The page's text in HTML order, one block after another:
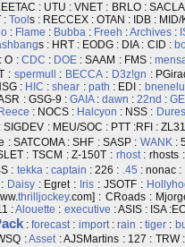
: UTU : VNET : BRLO :
: Tool s : RECCEX : OTAN : IDB :
: Flame : Bubba : Freeh :Archives :
bangs : HRT : EODG : DIA : CID :
O : CDC : DOE : SAAM : FMS :
: spermull : BECCA: D3z!gn :
: HIC :shear : path : EDI :
: GSG-9 : GAIA: dawn :22nd :
Reece : NOCS : Halcyon : NSS :
: MEU/SOC : PTT :RFI :
: SATCOMA : SHF : SASP : WANK :
: TSCM : Z-150T : rhost: rhosts
: tekka : captain : 226 : .45 : nonac
Daisy: Egret : Iris : JSOTF :
thrilljockey.com] : CRoads :
:Alouette : executive : ASIS : ISA
:forecast: import:rain : tiger :
:Asset: AJSMartins : 127 : TRW :